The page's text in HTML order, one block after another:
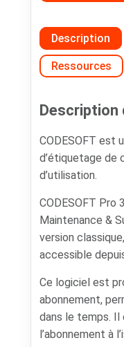
Description
Ressources
Description
CODESOFT est
d’étiquetage de
d’utilisation.
CODESOFT Pro
Maintenance &
version
accessible
Ce logiciel est
abonnement,
dans le temps. Il
l’abonnement à